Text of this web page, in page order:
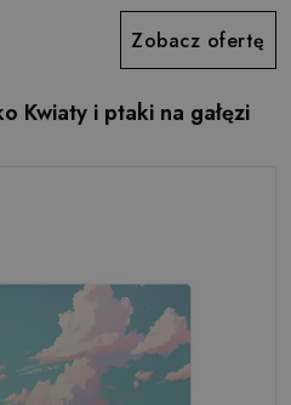
Zobacz ofertę
Kwiaty i ptaki na gałęzi